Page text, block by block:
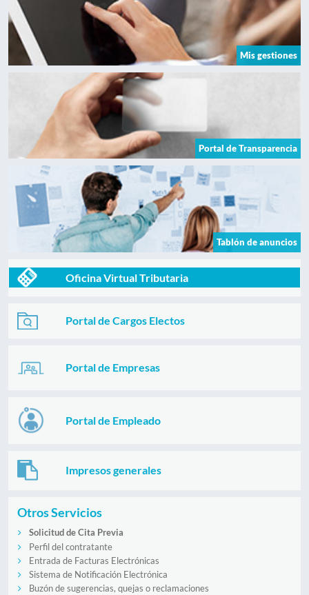
Mis gestiones
Portal de Transparencia
Tablón de anuncios
Oficina Virtual Tributaria
Portal de Cargos Electos
Portal de Empresas
Portal de Empleado
Impresos generales
Otros Servicios
Solicitud de Cita Previa
Perfil del contratante
Entrada de Facturas Electrónicas
Sistema de Notificación Electrónica
Buzón de sugerencias, quejas o reclamaciones